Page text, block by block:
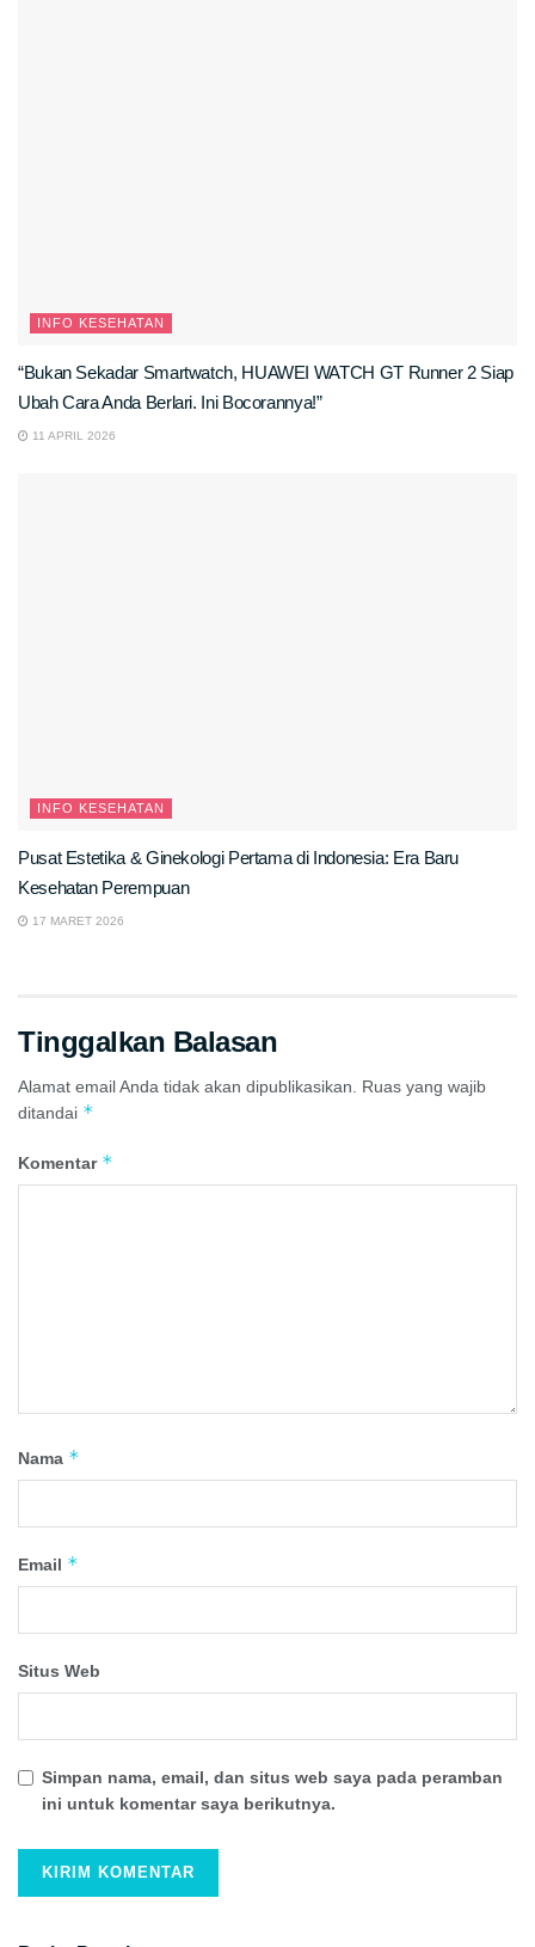
INFO KESEHATAN
“Bukan Sekadar Smartwatch, HUAWEI WATCH GT Runner 2 Siap
Ubah Cara Anda Berlari. Ini Bocorannya!”
11 APRIL 2026
INFO KESEHATAN
Pusat Estetika & Ginekologi Pertama di Indonesia: Era Baru
Kesehatan Perempuan
17 MARET 2026
Tinggalkan Balasan
Alamat email Anda tidak akan dipublikasikan.
Ruas yang wajib
ditandai *
Komentar *
Nama *
Email *
Situs Web
Simpan nama, email, dan situs web saya pada peramban
ini untuk komentar saya berikutnya.